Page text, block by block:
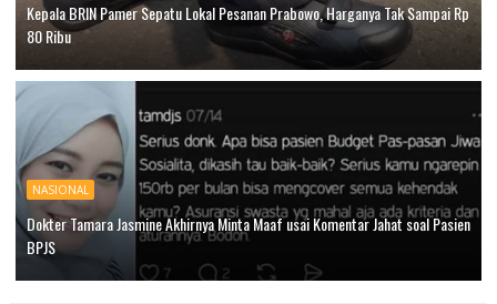
Kepala BRIN Pamer Sepatu Lokal Pesanan Prabowo, Harganya Tak Sampai Rp
80 Ribu
NASIONAL
Dokter Tamara Jasmine Akhirnya Minta Maaf usai Komentar Jahat soal Pasien
BPJS